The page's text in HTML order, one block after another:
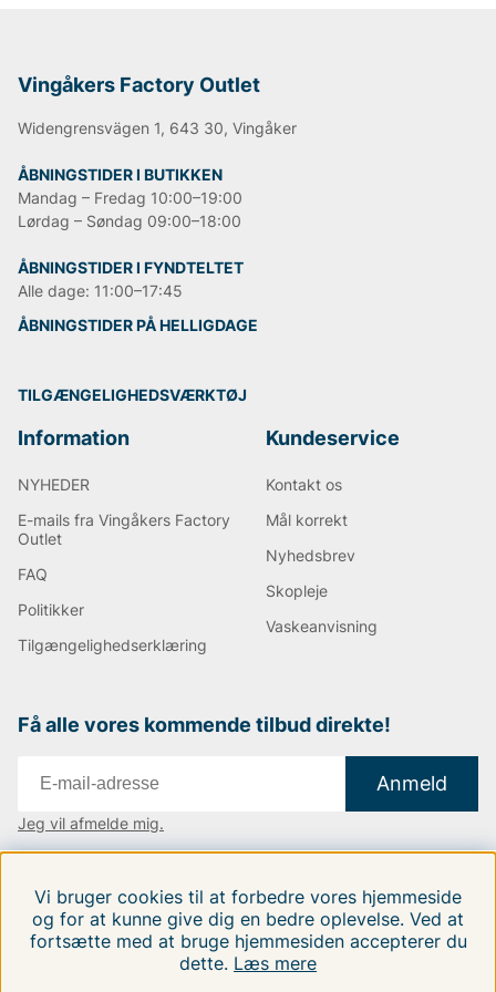
FILTRERA EFTER SORTER EFTER:
Vingåkers Factory Outlet
Widengrensvägen 1, 643 30, Vingåker
ÅBNINGSTIDER I BUTIKKEN
Mandag – Fredag 10:00–19:00
Lørdag – Søndag 09:00–18:00
ÅBNINGSTIDER I FYNDTELTET
Alle dage: 11:00–17:45
ÅBNINGSTIDER PÅ HELLIGDAGE
TILGÆNGELIGHEDSVÆRKTØJ
Information
NYHEDER
E-mails fra Vingåkers Factory
Outlet
FAQ
Politikker
Tilgængelighedserklæring
Kundeservice
Kontakt os
Mål korrekt
Nyhedsbrev
Skopleje
Vaskeanvisning
Få alle vores kommende tilbud direkte!
Anmeld
Jeg vil afmelde mig.
Følg os på vores sociale medier.
Vi bruger cookies til at forbedre vores hjemmeside
og for at kunne give dig en bedre oplevelse. Ved at
fortsætte med at bruge hjemmesiden accepterer du
dette. Læs mere